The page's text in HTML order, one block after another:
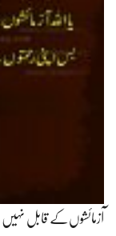
آزمائشوں‌کے قابل نہیں